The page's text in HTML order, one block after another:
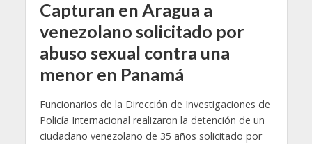
Capturan en Aragua a
venezolano solicitado por
abuso sexual contra una
menor en Panamá
Funcionarios de la Dirección de Investigaciones de
Policía Internacional realizaron la detención de un
ciudadano venezolano de 35 años solicitado por